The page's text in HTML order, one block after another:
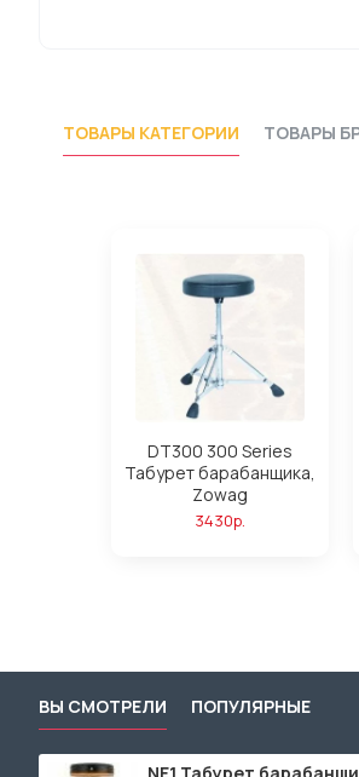
ТОВАРЫ КАТЕГОРИИ ТОВАРЫ
DT300 300 Series
Табурет барабанщика,
Zowag
3430р.
ВЫ СМОТРЕЛИ ПОПУЛЯРНЫЕ